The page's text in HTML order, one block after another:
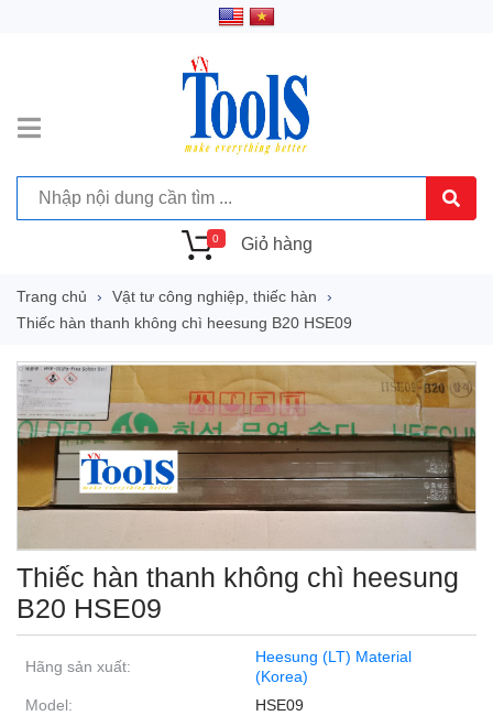
0 Giỏ hàng
Trang chủ
Vật tư công nghiệp, thiếc hàn
Thiếc hàn thanh không chì heesung B20 HSE09
Thiếc hàn thanh không chì heesung
B20 HSE09
Hãng sản xuất:
Heesung (LT) Material
(Korea)
Model:
HSE09